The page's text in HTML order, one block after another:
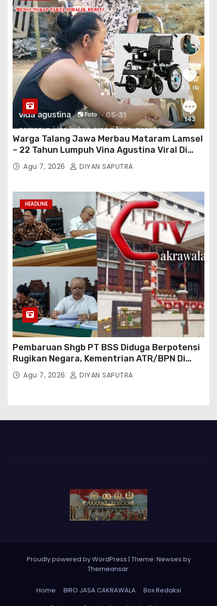
Warga Talang Jawa Merbau Mataram Lamsel
– 22 Tahun Lumpuh Vina Agustina Viral Di
Tiktok Inginkan Kursi Roda Listrik, Kepala
Perwakilan Provinsi Lampung Media
Bertindak
Agu 7, 2026 DIYAN SAPUTRA
HEADLINE
Pembaruan Shgb PT BSS Diduga Berpotensi
Rugikan Negara, Kementrian ATR/BPN Di
Gugat Di PTUN Jakarta
Agu 7, 2026 DIYAN SAPUTRA
Proudly powered by WordPress | Theme: Newses by
Themeansar.
Home BIRO JASA CAKRAWALA
Box Redaksi